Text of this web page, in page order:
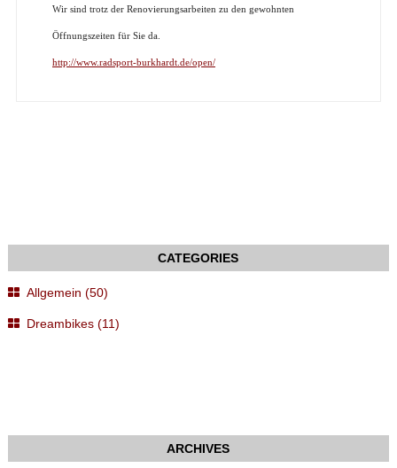
Wir sind trotz der Renovierungsarbeiten zu den gewohnten
Öffnungszeiten für Sie da.
http://www.radsport-burkhardt.de/open/
Allgemein (50)
Dreambikes (11)